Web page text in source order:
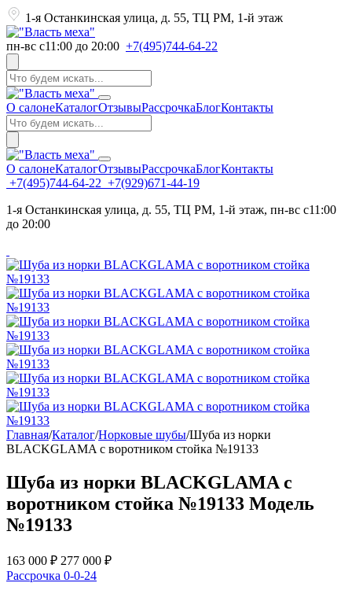
1-я Останкинская улица, д. 55, ТЦ РМ, 1-й этаж
пн-вс с11:00 до 20:00 +7(495)744-64-22
О салонеКаталогОтзывыРассрочкаБлогКонтакты
О салонеКаталогОтзывыРассрочкаБлогКонтакты
+7(495)744-64-22 +7(929)671-44-19
1-я Останкинская улица, д. 55, ТЦ РМ, 1-й этаж, пн-вс с11:00
до 20:00
Главная/Каталог/Норковые шубы/Шуба из норки
BLACKGLAMA с воротником стойка №19133
Шуба из норки BLACKGLAMA с
воротником стойка №19133 Модель
№19133
163 000 ₽ 277 000 ₽
Рассрочка 0-0-24